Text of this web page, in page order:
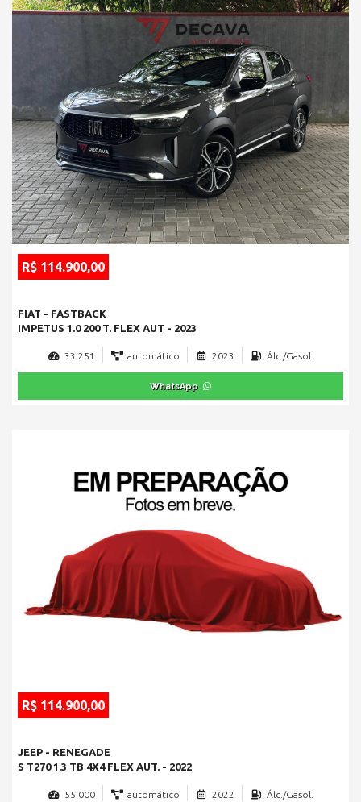
R$ 114.900,00
FIAT - FASTBACK
IMPETUS 1.0 200 T. FLEX AUT - 2023
33.251 automático 2023 Álc./Gasol.
WhatsApp
R$ 114.900,00
JEEP - RENEGADE
S T270 1.3 TB 4X4 FLEX AUT. - 2022
55.000 automático 2022 Álc./Gasol.